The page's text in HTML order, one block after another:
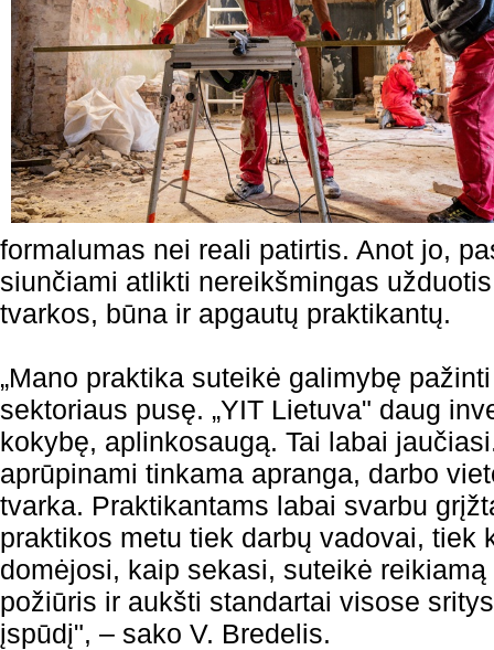
formalumas nei reali patirtis. Anot jo,
siunčiami atlikti nereikšmingas
tvarkos, būna ir apgautų praktikantų.
„Mano praktika suteikė galimybę
sektoriaus pusę. „YIT Lietuva" daug
kokybę, aplinkosaugą. Tai labai
aprūpinami tinkama apranga, darbo
tvarka. Praktikantams labai svarbu
praktikos metu tiek darbų vadovai, tiek
domėjosi, kaip sekasi, suteikė
požiūris ir aukšti standartai visose
įspūdį", – sako V. Bredelis.